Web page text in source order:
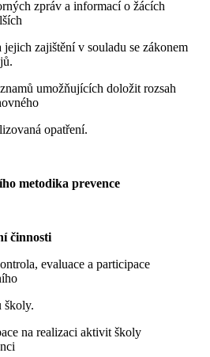
zpráv a informací o žácích
zajištění v souladu se zákonem
umožňujících doložit rozsah
opatření.
metodika prevence
činnosti
evaluace a participace
školy.
na realizaci aktivit školy